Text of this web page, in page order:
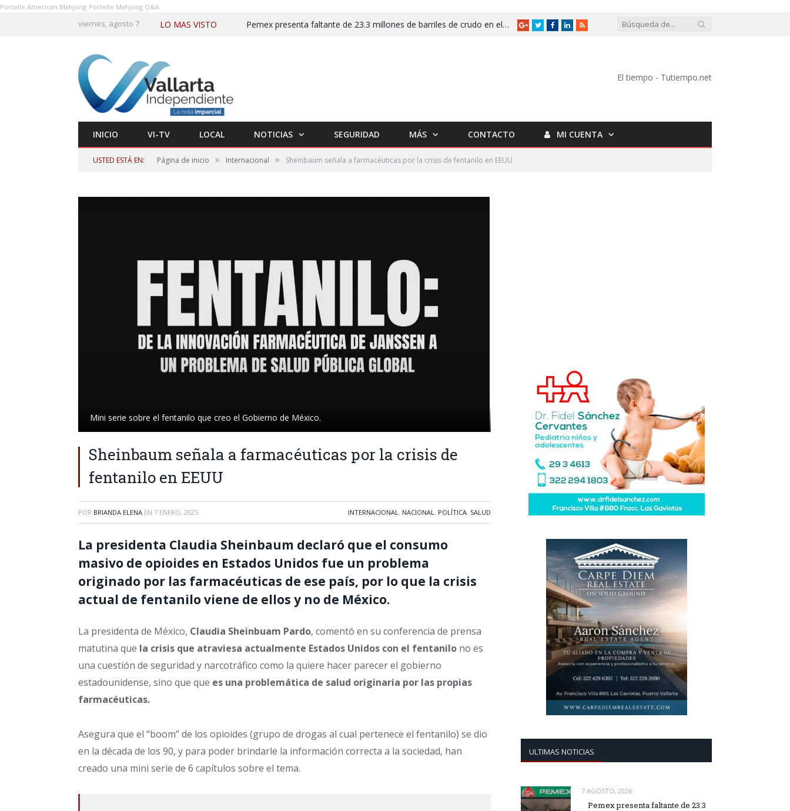
Portelle American Mahjong Portelle Mahjong Q&A
viernes, agosto 7 LO MAS VISTO Pemex presenta faltante de 23.3 millones de barriles de crudo en el segundo trimestre de 2026
GoogleTwitterFacebookLinkedIn
RSS
El tiempo - Tutiempo.net
INICIO VI-TV LOCAL NOTICIAS SEGURIDAD MÁS CONTACTO MI CUENTA
USTED ESTÁ EN: Página de inicio » Internacional » Sheinbaum señala a farmacéuticas por la crisis de fentanilo en EEUU
Mini serie sobre el fentanilo que creo el Gobierno de México.
Sheinbaum señala a farmacéuticas por la crisis de
fentanilo en EEUU
POR BRIANDA ELENA EN 7 ENERO, 2025 INTERNACIONAL, NACIONAL, POLÍTICA, SALUD
La presidenta Claudia Sheinbaum declaró que el consumo
masivo de opioides en Estados Unidos fue un problema
originado por las farmacéuticas de ese país, por lo que la crisis
actual de fentanilo viene de ellos y no de México.
La presidenta de México, Claudia Sheinbuam Pardo, comentó en su conferencia de prensa
matutina que la crisis que atraviesa actualmente Estados Unidos con el fentanilo no es
una cuestión de seguridad y narcotráfico como la quiere hacer parecer el gobierno
estadounidense, sino que que es una problemática de salud originaria por las propias
farmacéuticas.
Asegura que el “boom” de los opioides (grupo de drogas al cual pertenece el fentanilo) se dio
en la década de los 90, y para poder brindarle la información correcta a la sociedad, han
creado una mini serie de 6 capítulos sobre el tema.
ULTIMAS NOTICIAS
7 AGOSTO, 2026
Pemex presenta faltante de 23.3